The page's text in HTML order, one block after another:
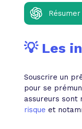
💡 Les
Souscrire un
pour se
assureurs sont
risque et